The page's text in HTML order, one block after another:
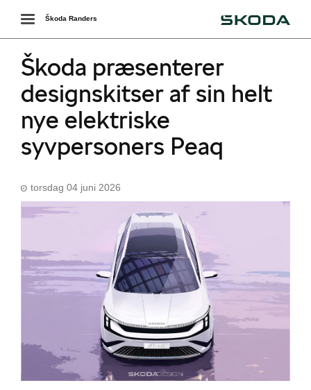
Danmarks
Toggle
navigation
Škoda Randers
Škoda præsenterer
designskitser af sin helt
nye elektriske
syvpersoners Peaq
torsdag 04 juni 2026